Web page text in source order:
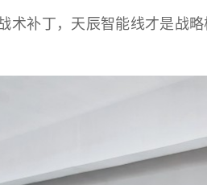
术补丁，天辰智能线才是战